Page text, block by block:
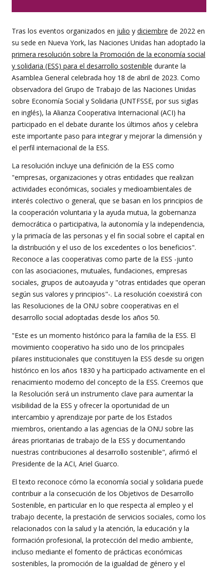
Tras los eventos organizados en julio y diciembre de 2022 en
su sede en Nueva York, las Naciones Unidas han adoptado la
primera resolución sobre la Promoción de la economía social
y solidaria (ESS) para el desarrollo sostenible durante la
Asamblea General celebrada hoy 18 de abril de 2023. Como
observadora del Grupo de Trabajo de las Naciones Unidas
sobre Economía Social y Solidaria (UNTFSSE, por sus siglas
en inglés), la Alianza Cooperativa Internacional (ACI) ha
participado en el debate durante los últimos años y celebra
este importante paso para integrar y mejorar la dimensión y
el perfil internacional de la ESS.
La resolución incluye una definición de la ESS como
"empresas, organizaciones y otras entidades que realizan
actividades económicas, sociales y medioambientales de
interés colectivo o general, que se basan en los principios de
la cooperación voluntaria y la ayuda mutua, la gobernanza
democrática o participativa, la autonomía y la independencia,
y la primacía de las personas y el fin social sobre el capital en
la distribución y el uso de los excedentes o los beneficios".
Reconoce a las cooperativas como parte de la ESS -junto
con las asociaciones, mutuales, fundaciones, empresas
sociales, grupos de autoayuda y "otras entidades que operan
según sus valores y principios"-. La resolución coexistirá con
las Resoluciones de la ONU sobre cooperativas en el
desarrollo social adoptadas desde los años 50.
"Este es un momento histórico para la familia de la ESS. El
movimiento cooperativo ha sido uno de los principales
pilares institucionales que constituyen la ESS desde su origen
histórico en los años 1830 y ha participado activamente en el
renacimiento moderno del concepto de la ESS. Creemos que
la Resolución será un instrumento clave para aumentar la
visibilidad de la ESS y ofrecer la oportunidad de un
intercambio y aprendizaje por parte de los Estados
miembros, orientando a las agencias de la ONU sobre las
áreas prioritarias de trabajo de la ESS y documentando
nuestras contribuciones al desarrollo sostenible", afirmó el
Presidente de la ACI, Ariel Guarco.
El texto reconoce cómo la economía social y solidaria puede
contribuir a la consecución de los Objetivos de Desarrollo
Sostenible, en particular en lo que respecta al empleo y el
trabajo decente, la prestación de servicios sociales, como los
relacionados con la salud y la atención, la educación y la
formación profesional, la protección del medio ambiente,
incluso mediante el fomento de prácticas económicas
sostenibles, la promoción de la igualdad de género y el